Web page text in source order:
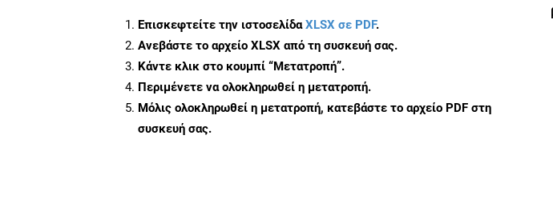
Επισκεφτείτε την ιστοσελίδαXLSX σε PDF.
Ανεβάστε το αρχείο XLSX από τη συσκευή σας.
Κάντε κλικ στο κουμπί “Μετατροπή”.
Περιμένετε να ολοκληρωθεί η μετατροπή.
Μόλις ολοκληρωθεί η μετατροπή, κατεβάστε το αρχείο PDF στη
συσκευή σας.